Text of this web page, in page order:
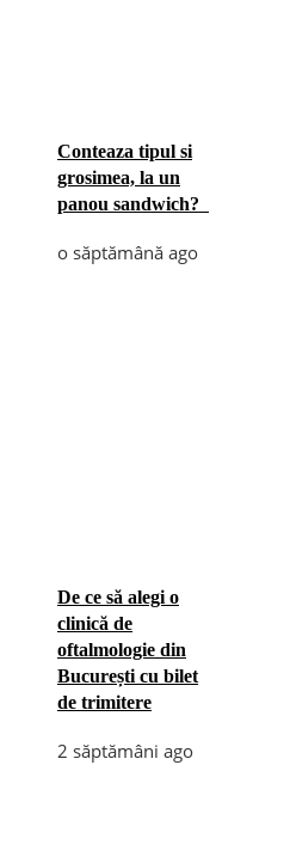
Conteaza tipul si
grosimea, la un
panou sandwich?
o săptămână ago
De ce să alegi o
clinică de
oftalmologie din
București cu bilet
de trimitere
2 săptămâni ago